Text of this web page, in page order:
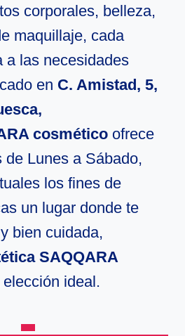
corporales, belleza,
maquillaje, cada
a las necesidades
en C. Amistad, 5,
cosmético ofrece
de Lunes a Sábado,
los fines de
un lugar donde te
bien cuidada,
SAQQARA
elección ideal.